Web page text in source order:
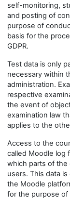
self-monitoring,
and posting of
purpose of
basis for the
GDPR.
Test data is only
necessary within
administration.
respective
the event of
examination law
applies to the
Access to the
called Moodle log
which parts of
users. This data
the Moodle
for the purpose